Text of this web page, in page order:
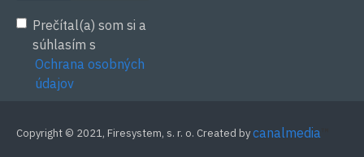
Prečítal(a) som si a
súhlasím s
Ochrana osobných
údajov
Copyright © 2021, Firesystem, s. r. o. Created bycanalmedia